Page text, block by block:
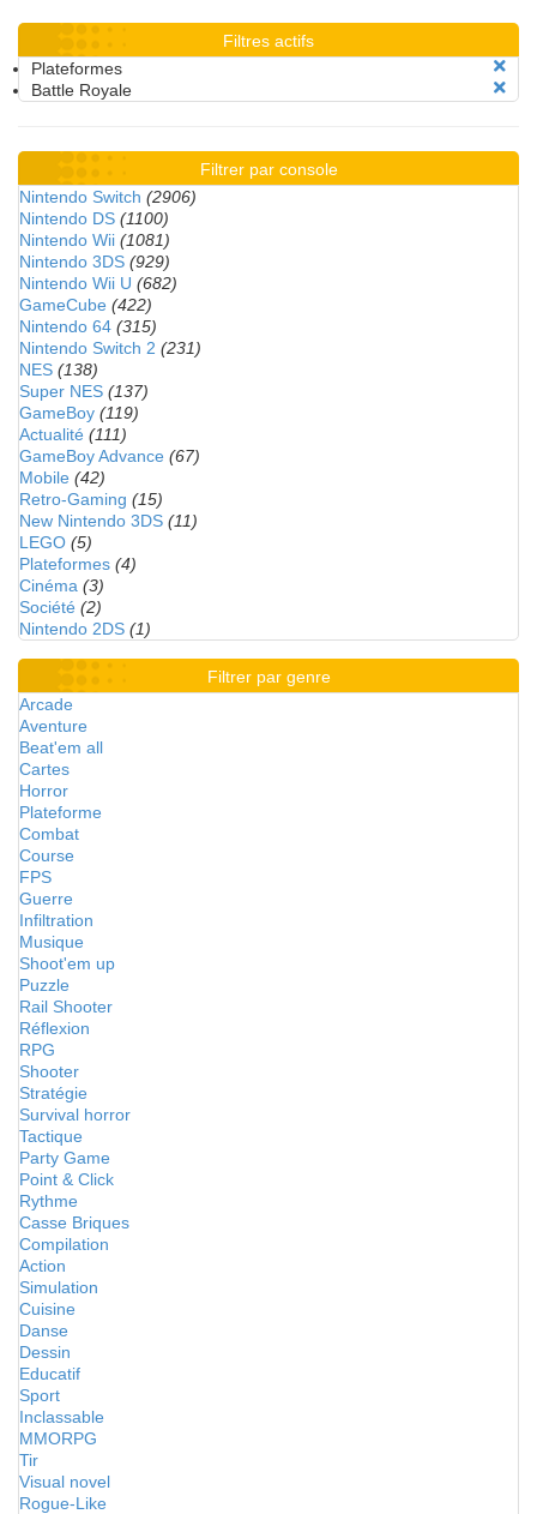
Filtres actifs
Plateformes
Battle Royale
Filtrer par console
Nintendo Switch (2906)
Nintendo DS (1100)
Nintendo Wii (1081)
Nintendo 3DS (929)
Nintendo Wii U (682)
GameCube (422)
Nintendo 64 (315)
Nintendo Switch 2 (231)
NES (138)
Super NES (137)
GameBoy (119)
Actualité (111)
GameBoy Advance (67)
Mobile (42)
Retro-Gaming (15)
New Nintendo 3DS (11)
LEGO (5)
Plateformes (4)
Cinéma (3)
Société (2)
Nintendo 2DS (1)
Filtrer par genre
Arcade
Aventure
Beat'em all
Cartes
Horror
Plateforme
Combat
Course
FPS
Guerre
Infiltration
Musique
Shoot'em up
Puzzle
Rail Shooter
Réflexion
RPG
Shooter
Stratégie
Survival horror
Tactique
Party Game
Point & Click
Rythme
Casse Briques
Compilation
Action
Simulation
Cuisine
Danse
Dessin
Educatif
Sport
Inclassable
MMORPG
Tir
Visual novel
Rogue-Like